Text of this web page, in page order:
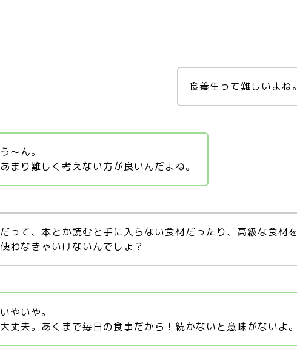
食養生って難しいよね。
う～ん。
あまり難しく考えない方が良いんだよね。
だって、本とか読むと手に入らない食材だったり、高級な食材を
使わなきゃいけないんでしょ？
いやいや。
大丈夫。あくまで毎日の食事だから！続かないと意味がないよ。